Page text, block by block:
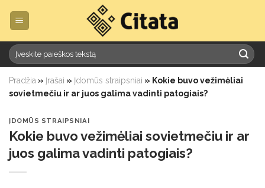
Pradžia » Įrašai » Įdomūs straipsniai » Kokie buvo vežimėliai
sovietmečiu ir ar juos galima vadinti patogiais?
ĮDOMŪS STRAIPSNIAI
Kokie buvo vežimėliai sovietmečiu ir ar
juos galima vadinti patogiais?